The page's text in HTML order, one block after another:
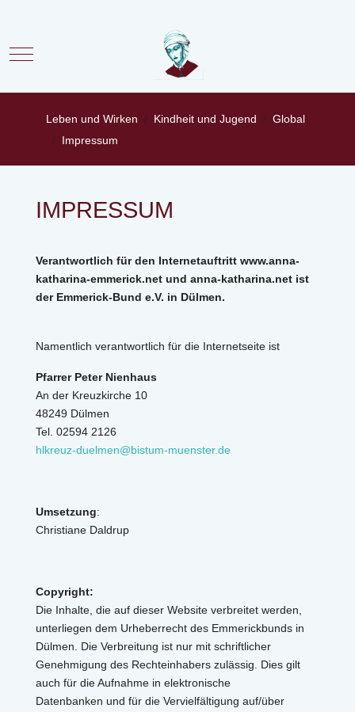
Mobile Menu Toggle
Leben und Wirken Kindheit und Jugend
Global
Impressum
IMPRESSUM
Verantwortlich für den Internetauftritt www.anna-
katharina-emmerick.net und anna-katharina.net ist
der Emmerick-Bund e.V. in Dülmen.
Namentlich verantwortlich für die Internetseite ist
Pfarrer Peter Nienhaus
An der Kreuzkirche 10
48249 Dülmen
Tel. 02594 2126
hlkreuz-duelmen@bistum-muenster.de
Umsetzung:
Christiane Daldrup
Copyright:
Die Inhalte, die auf dieser Website verbreitet werden,
unterliegen dem Urheberrecht des Emmerickbunds in
Dülmen. Die Verbreitung ist nur mit schriftlicher
Genehmigung des Rechteinhabers zulässig. Dies gilt
auch für die Aufnahme in elektronische
Datenbanken und für die Vervielfältigung auf/über